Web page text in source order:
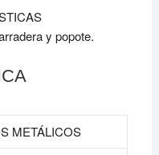
y popote.
METÁLICOS